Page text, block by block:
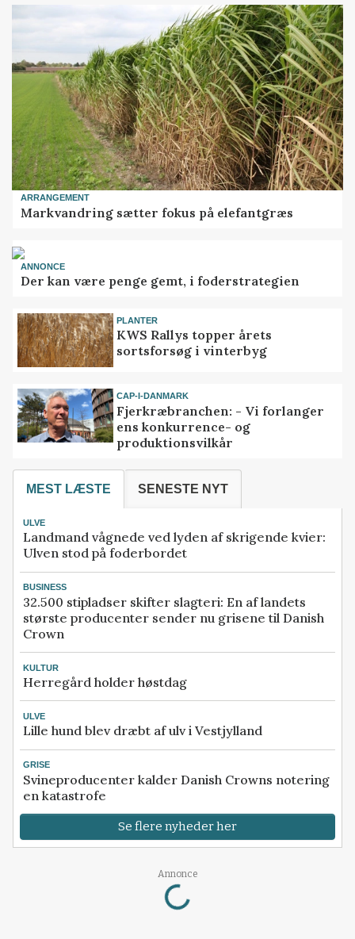
ARRANGEMENT
Markvandring sætter fokus på elefantgræs
ANNONCE
Der kan være penge gemt, i foderstrategien
PLANTER
KWS Rallys topper årets
sortsforsøg i vinterbyg
CAP-I-DANMARK
Fjerkræbranchen: - Vi forlanger
ens konkurrence- og
produktionsvilkår
MEST LÆSTE SENESTE NYT
ULVE
Landmand vågnede ved lyden af skrigende kvier:
Ulven stod på foderbordet
BUSINESS
32.500 stipladser skifter slagteri: En af landets
største producenter sender nu grisene til Danish
Crown
KULTUR
Herregård holder høstdag
ULVE
Lille hund blev dræbt af ulv i Vestjylland
GRISE
Svineproducenter kalder Danish Crowns notering
en katastrofe
Se flere nyheder her
Annonce
Loading...